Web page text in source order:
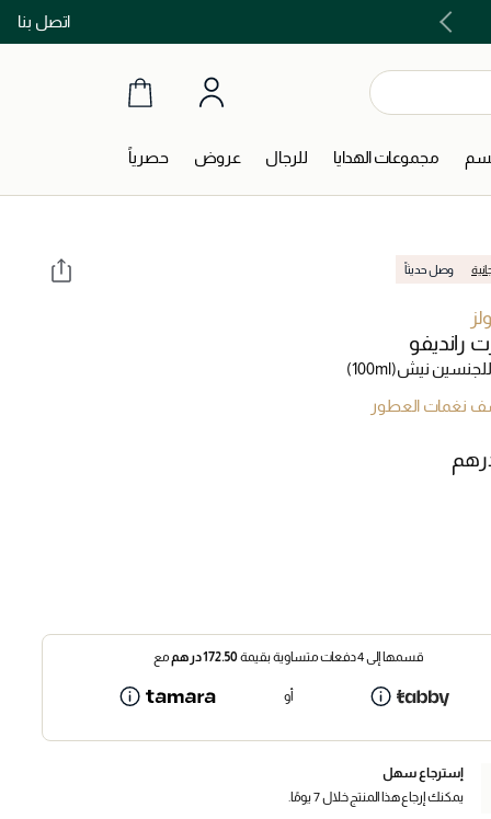
اتصل بنااشتري الآن و ادفع لاحقاً مع تابي و تمارا!
مجموعات الهدايا للرجال عروض حصرياً
وصل حديثاً
رانديفو
نيش(100ml)
نغمات العطور
قسمها إلى 4 دفعات متساوية بقيمة 172.50درهممع
أو
إسترجاع سهل
يمكنك إرجاع هذا المنتج خلال 7 يومًا.